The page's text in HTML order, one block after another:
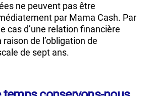
ne peuvent pas être
par Mama Cash. Par
cas d’une relation financière
de l’obligation de
de sept ans.